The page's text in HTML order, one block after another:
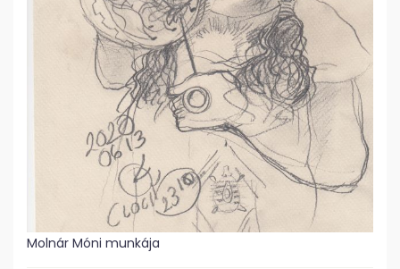
Molnár Móni munkája